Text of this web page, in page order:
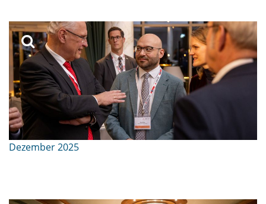
Dezember 2025